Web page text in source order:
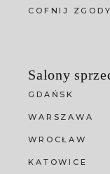
COFNIJ ZGODY
Salony
GDAŃSK
WARSZAWA
WROCŁAW
KATOWICE